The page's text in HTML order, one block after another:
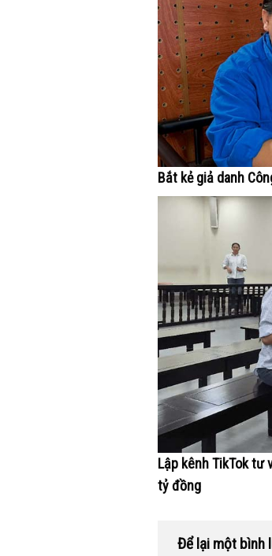
Bắt kẻ giả danh
Lập kênh TikTok tư
tỷ đồng
Để lại một bình